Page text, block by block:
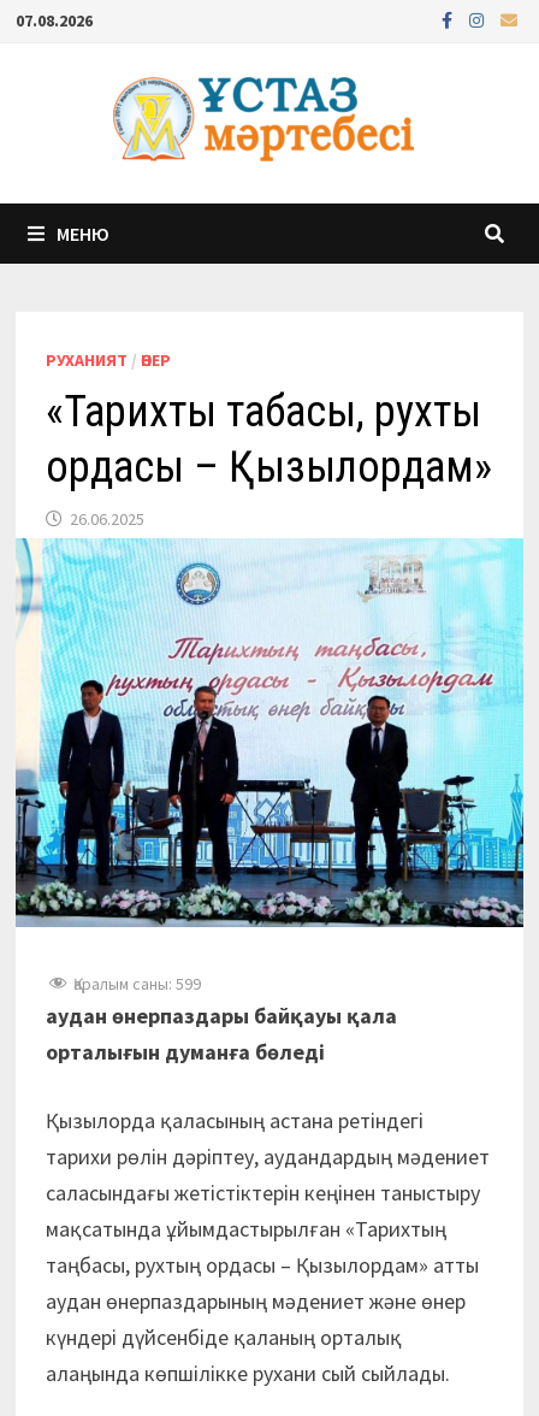
Перейти
содержимому
07.08.2026
МЕНЮ
РУХАНИЯТ / ӨНЕР
«Тарихтың таңбасы, рухтың
ордасы – Қызылордам»
26.06.2025
Қаралым саны: 599
аудан өнерпаздары байқауы қала
орталығын думанға бөледі
Қызылорда қаласының астана ретіндегі
тарихи рөлін дәріптеу, аудандардың мәдениет
саласындағы жетістіктерін кеңінен таныстыру
мақсатында ұйымдастырылған «Тарихтың
таңбасы, рухтың ордасы – Қызылордам» атты
аудан өнерпаздарының мәдениет және өнер
күндері дүйсенбіде қаланың орталық
алаңында көпшілікке рухани сый сыйлады.